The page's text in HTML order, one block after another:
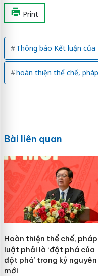
Print
Thông báo Kết luận
hoàn thiện thể chế,
Bài liên quan
Hoàn thiện thể chế, pháp
luật phải là ‘đột phá của
đột phá’ trong kỷ nguyên
mới